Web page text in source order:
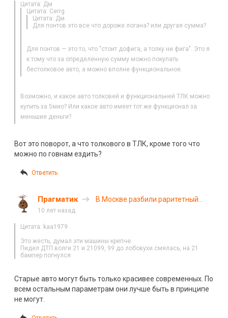
Цитата: Дм
Цитата: Cerrg
Цитата: Дм
Для понтов это все что дороже логана? или другая сумма?
Для понтов — это то, что "стоит дофига, а толку ни фига". Это я
к тому что за определенную сумму можно покупать
бестолковое авто, а можно вполне функциональное.
Возможно, и какое авто толковей и функциональней ТЛК можно
купить за 5мио? Или какое авто имеет тот же функционал за
меньшие деньги?
Вот это поворот, а что толкового в ТЛК, кроме того что
можно по говнам ездить?
Ответить
Прагматик
В Москве разбили раритетный
10 лет назад
Цитата: kaa1979
Это жесть, думал эти машины крепче.
Пидел ДТП волги 21 и 21099, 99 до лобовухи смялась, на 21
бампер погнулся
Старые авто могут быть только красивее современных. По
всем остальным параметрам они лучше быть в принципе
не могут.